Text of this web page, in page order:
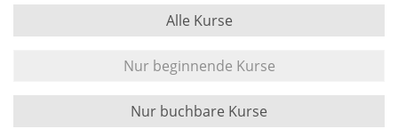
Alle Kurse
Nur beginnende Kurse
Nur buchbare Kurse